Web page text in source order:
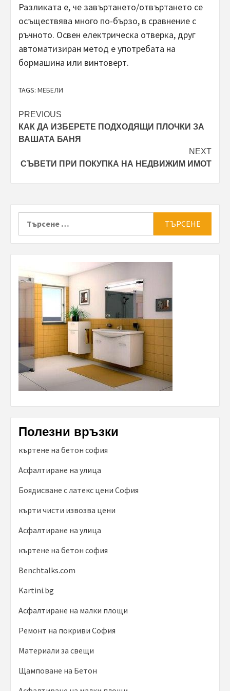
Разликата е, че завъртането/отвъртането се
осъществява много по-бързо, в сравнение с
ръчното. Освен електрическа отверка, друг
автоматизиран метод е употребата на
бормашина или винтоверт.
TAGS: МЕБЕЛИ
Post
navigation
PREVIOUS
КАК ДА ИЗБЕРЕТЕ ПОДХОДЯЩИ ПЛОЧКИ ЗА
ВАШАТА БАНЯ
NEXT
СЪВЕТИ ПРИ ПОКУПКА НА НЕДВИЖИМ ИМОТ
Полезни връзки
къртене на бетон софия
Асфалтиране на улица
Боядисване с латекс цени София
кърти чисти извозва цени
Асфалтиране на улица
къртене на бетон софия
Benchtalks.com
Kartini.bg
Асфалтиране на малки площи
Ремонт на покриви София
Материали за свещи
Щамповане на Бетон